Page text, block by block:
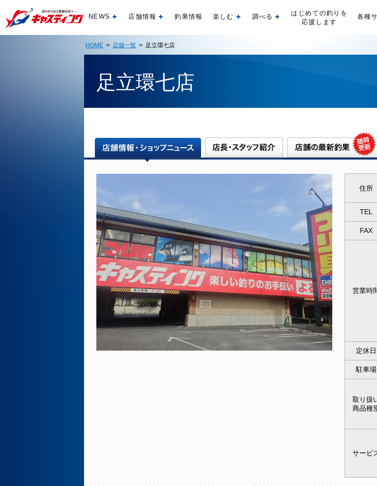
NEWS 開く店舗情報 開く釣果情報 楽しむ 開く調べる 開く
はじめての釣りを
応援します
各種
HOME > 店舗一覧 > 足立環七店
足立環七店
住所
TEL
FAX
営業時
定休日
駐車場
取り扱
商品種
サービ